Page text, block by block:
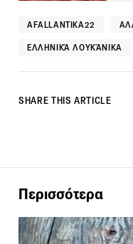
AFALLANTIKA22
ΕΛΛΗΝΙΚΆ ΛΟΥΚΆΝΙΚΑ
SHARE THIS ARTICLE
Περισσότερα